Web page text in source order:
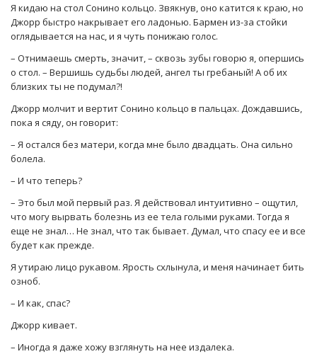
Я кидаю на стол Сонино кольцо. Звякнув, оно катится к краю, но
Джорр быстро накрывает его ладонью. Бармен из-за стойки
оглядывается на нас, и я чуть понижаю голос.
– Отнимаешь смерть, значит, – сквозь зубы говорю я, опершись
о стол. – Вершишь судьбы людей, ангел ты гребаный! А об их
близких ты не подумал?!
Джорр молчит и вертит Сонино кольцо в пальцах. Дождавшись,
пока я сяду, он говорит:
– Я остался без матери, когда мне было двадцать. Она сильно
болела.
– И что теперь?
– Это был мой первый раз. Я действовал интуитивно – ощутил,
что могу вырвать болезнь из ее тела голыми руками. Тогда я
еще не знал… Не знал, что так бывает. Думал, что спасу ее и все
будет как прежде.
Я утираю лицо рукавом. Ярость схлынула, и меня начинает бить
озноб.
– И как, спас?
Джорр кивает.
– Иногда я даже хожу взглянуть на нее издалека.